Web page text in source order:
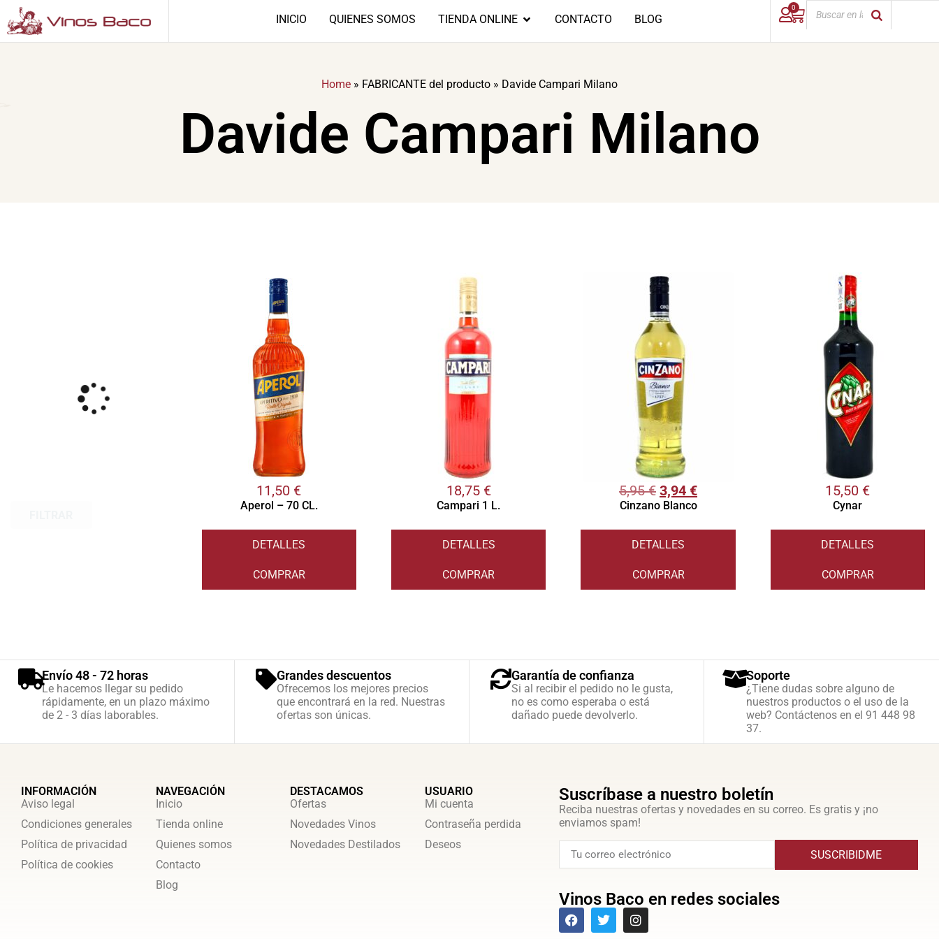
INICIO QUIENES SOMOS TIENDA ONLINE CONTACTO BLOG
0
Home » FABRICANTE del producto » Davide Campari Milano
Davide Campari Milano
11,50 €
Aperol – 70 CL.
DETALLES
COMPRAR
18,75 €
Campari 1 L.
DETALLES
COMPRAR
5,95€ 3,94€
Cinzano Blanco
DETALLES
COMPRAR
15,50 €
Cynar
DETALLES
COMPRAR
Envío 48 - 72 horas
Le hacemos llegar su pedido
rápidamente, en un plazo máximo
de 2 - 3 días laborables.
Grandes descuentos
Ofrecemos los mejores precios
que encontrará en la red. Nuestras
ofertas son únicas.
Garantía de confianza
Si al recibir el pedido no le gusta,
no es como esperaba o está
dañado puede devolverlo.
Soporte
¿Tiene dudas sobre alguno de
nuestros productos o el uso de la
web? Contáctenos en el 91 448 98
37.
INFORMACIÓN
Aviso legal
Condiciones generales
Política de privacidad
Política de cookies
NAVEGACIÓN
Inicio
Tienda online
Quienes somos
Contacto
Blog
DESTACAMOS
Ofertas
Novedades Vinos
Novedades Destilados
USUARIO
Mi cuenta
Contraseña perdida
Deseos
Suscríbase a nuestro boletín
Reciba nuestras ofertas y novedades en su correo. Es gratis y ¡no
enviamos spam!
SUSCRIBIDME
Vinos Baco en redes sociales